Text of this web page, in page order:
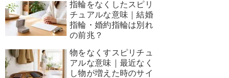
指輪をなくしたスピリ
チュアルな意味｜結婚
指輪・婚約指輪は別れ
の前兆？
物をなくすスピリチュ
アルな意味｜最近なく
し物が増えた時のサイ